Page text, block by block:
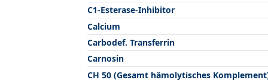
C1-Esterase-Inhibitor
Calcium
Carbodef. Transferrin
Carnosin
CH 50 (Gesamt hämolytisches